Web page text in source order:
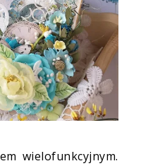
wielofunkcyjnym.